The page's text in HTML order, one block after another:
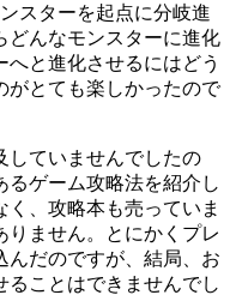
スターを起点に分岐進
どんなモンスターに進化
と進化させるにはどう
がとても楽しかったので
ていませんでしたの
るゲーム攻略法を紹介し
、攻略本も売っていま
りません。とにかくプレ
んだのですが、結局、お
ることはできませんでし